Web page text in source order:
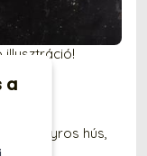
sajt , gyros hús,
a